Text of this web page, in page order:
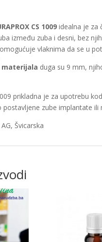
CS 1009 idealna je za
između zuba i desni, bez
vlaknima da se u
materijala duga su 9 mm,
prikladna je za upotrebu
postavljene zube implantate ili
Švicarska